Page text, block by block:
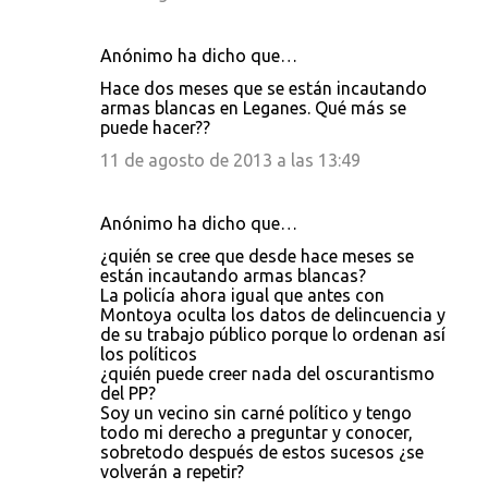
Anónimo ha dicho que…
Hace dos meses que se están incautando
armas blancas en Leganes. Qué más se
puede hacer??
11 de agosto de 2013 a las 13:49
Anónimo ha dicho que…
¿quién se cree que desde hace meses se
están incautando armas blancas?
La policía ahora igual que antes con
Montoya oculta los datos de delincuencia y
de su trabajo público porque lo ordenan así
los políticos
¿quién puede creer nada del oscurantismo
del PP?
Soy un vecino sin carné político y tengo
todo mi derecho a preguntar y conocer,
sobretodo después de estos sucesos ¿se
volverán a repetir?